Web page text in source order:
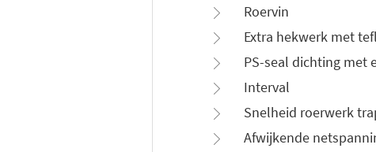
Roervin
Extra hekwerk met
PS-seal dichting met
Interval
Snelheid roerwerk
Afwijkende